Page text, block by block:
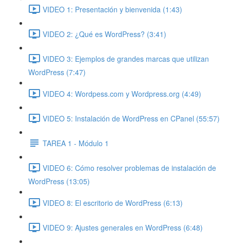
VIDEO 1: Presentación y bienvenida (1:43)
VIDEO 2: ¿Qué es WordPress? (3:41)
VIDEO 3: Ejemplos de grandes marcas que utilizan
WordPress (7:47)
VIDEO 4: Wordpess.com y Wordpress.org (4:49)
VIDEO 5: Instalación de WordPress en CPanel (55:57)
TAREA 1 - Módulo 1
VIDEO 6: Cómo resolver problemas de instalación de
WordPress (13:05)
VIDEO 8: El escritorio de WordPress (6:13)
VIDEO 9: Ajustes generales en WordPress (6:48)